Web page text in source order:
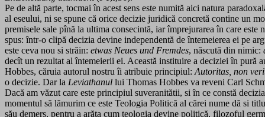
Pe de altă parte, tocmai în acest sens este numită aici natura
al eseului, ni se spune că orice decizie juridică concretă contine un
premisele sale pînă la ultima consecintă, iar împrejurarea în care
spus: într-o clipă decizia devine independentă de întemeierea ei pe
este ceva nou si străin: etwas Neues und Fremdes, născută din nimic:
decît un rezultat al întemeierii ei. Această instituire a deciziei în pură
Hobbes, căruia autorul nostru îi atribuie principiul: Autoritas, non
o decizie. Dar la Leviathanul lui Thomas Hobbes va reveni Carl
Dacă am văzut care este principiul suveranitătii, si în ce constă
momentul să lămurim ce este Teologia Politică al cărei nume dă si
său demers, pentru a arăta cum teologia devine politică, filozoful